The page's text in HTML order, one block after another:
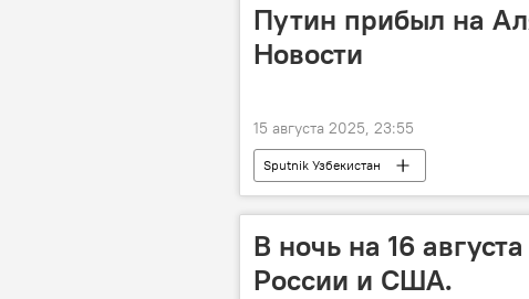
Путин прибыл на
Новости
15 августа 2025, 23:55
Sputnik Узбекистан
В ночь на 16
России и США.